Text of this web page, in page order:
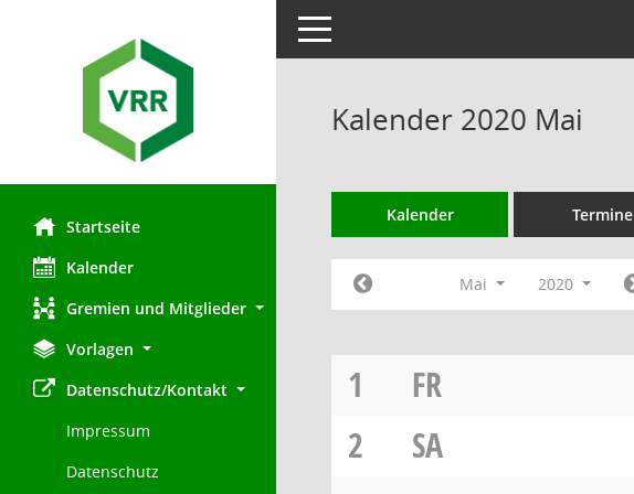
Startseite
Kalender
Gremien und Mitglieder
Vorlagen
Datenschutz/Kontakt
Impressum
Datenschutz
Toggle navigation
Kalender 2020 Mai
Kalender Termine
Mai 2020
1
FR
2
SA